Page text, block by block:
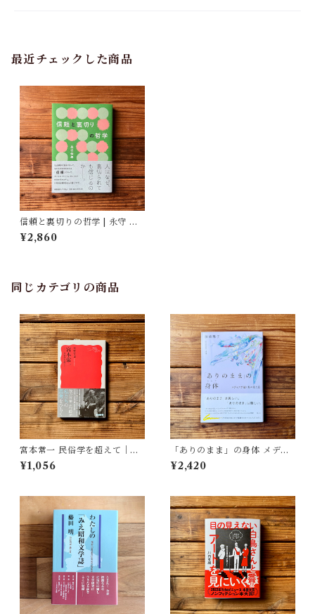
最近チェックした商品
信頼と裏切りの哲学 | 永守 伸
年
¥2,860
同じカテゴリの商品
宮本常一 民俗学を超えて｜木
村 哲也
¥1,056
「ありのまま」の身体 メディ
アが描く私の見た目 | 藤嶋 陽
子(著)
¥2,420